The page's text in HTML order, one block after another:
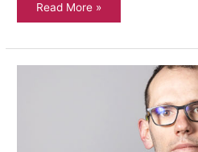
Read More »
Intervista